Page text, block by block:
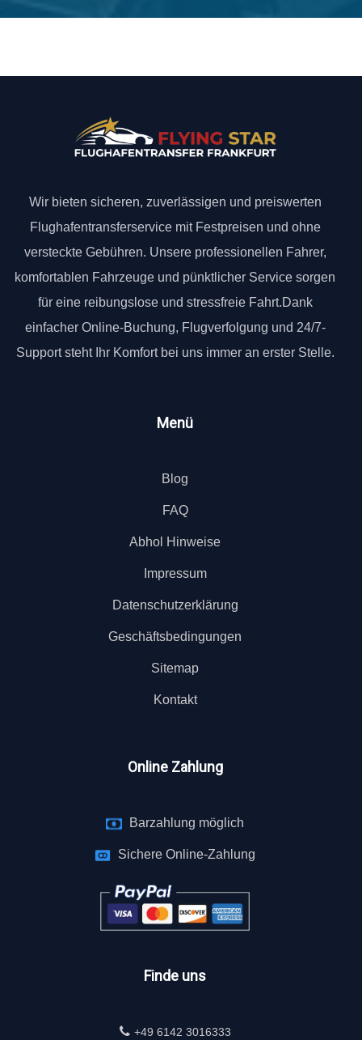
Wir bieten sicheren, zuverlässigen und preiswerten
Flughafentransferservice mit Festpreisen und ohne
versteckte Gebühren. Unsere professionellen Fahrer,
komfortablen Fahrzeuge und pünktlicher Service sorgen
für eine reibungslose und stressfreie Fahrt.Dank
einfacher Online-Buchung, Flugverfolgung und 24/7-
Support steht Ihr Komfort bei uns immer an erster Stelle.
Menü
Blog
FAQ
Abhol Hinweise
Impressum
Datenschutzerklärung
Geschäftsbedingungen
Sitemap
Kontakt
Online Zahlung
Barzahlung möglich
Sichere Online-Zahlung
Finde uns
+49 6142 3016333